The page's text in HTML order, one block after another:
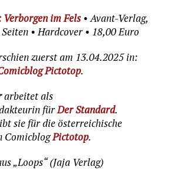
im Fels• Avant-Verlag,
• Hardcover • 18,00 Euro
zuerst am 13.04.2025 in:
Pictotop.
arbeitet als
fürDer Standard.
sie für die österreichische
ComicblogPictotop.
„Loops“ (Jaja Verlag)